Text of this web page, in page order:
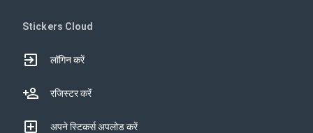
Stickers Cloud
लॉगिन करें
रजिस्टर करें
अपने स्टिकर्स अपलोड करें